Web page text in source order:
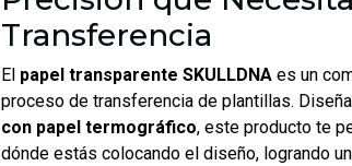
Transferencia
El papel transparente SKULLDNA es un
proceso de transferencia de plantillas.
con papel termográfico, este producto te
dónde estás colocando el diseño, logrando